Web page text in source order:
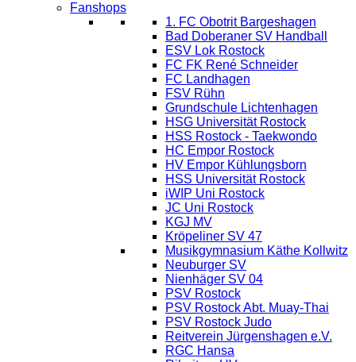
Fanshops
1. FC Obotrit Bargeshagen
Bad Doberaner SV Handball
ESV Lok Rostock
FC FK René Schneider
FC Landhagen
FSV Rühn
Grundschule Lichtenhagen
HSG Universität Rostock
HSS Rostock - Taekwondo
HC Empor Rostock
HV Empor Kühlungsborn
HSS Universität Rostock
iWIP Uni Rostock
JC Uni Rostock
KGJ MV
Kröpeliner SV 47
Musikgymnasium Käthe Kollwitz
Neuburger SV
Nienhäger SV 04
PSV Rostock
PSV Rostock Abt. Muay-Thai
PSV Rostock Judo
Reitverein Jürgenshagen e.V.
RGC Hansa